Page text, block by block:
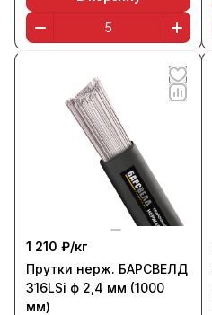
1 210 ₽/кг
Прутки нерж. БАРСВЕЛД
316LSi ф 2,4 мм (1000
мм)